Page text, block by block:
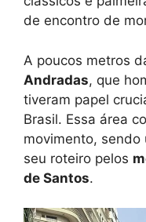
de encontro de
A poucos metros
Andradas, que
tiveram papel
Brasil. Essa área
movimento, sendo
seu roteiro pelos
de Santos.